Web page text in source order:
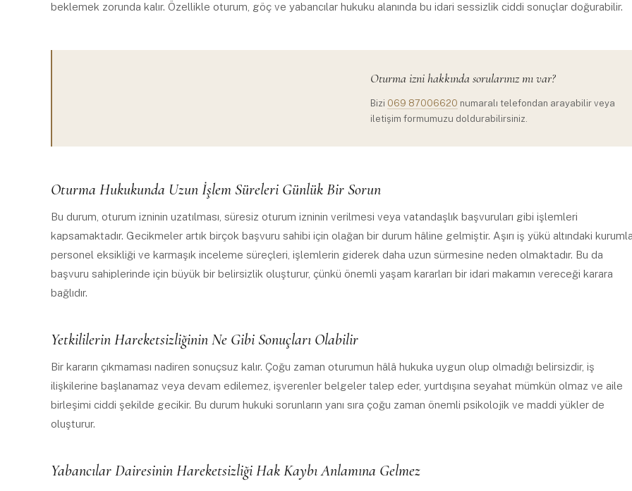
beklemek zorunda kalır. Özellikle oturum, göç ve yabancılar hukuku alanında bu idari sessizlik ciddi sonuçlar doğurabilir.
Oturma izni hakkında sorularınız mı var?
Bizi 069 87006620 numaralı telefondan arayabilir veya
iletişim formumuzu doldurabilirsiniz.
Oturma Hukukunda Uzun İşlem Süreleri Günlük Bir Sorun
Bu durum, oturum izninin uzatılması, süresiz oturum izninin verilmesi veya vatandaşlık başvuruları gibi işlemleri
kapsamaktadır. Gecikmeler artık birçok başvuru sahibi için olağan bir durum hâline gelmiştir. Aşırı iş yükü altındaki
personel eksikliği ve karmaşık inceleme süreçleri, işlemlerin giderek daha uzun sürmesine neden olmaktadır. Bu da
başvuru sahiplerinde için büyük bir belirsizlik oluşturur, çünkü önemli yaşam kararları bir idari makamın vereceği karara
bağlıdır.
Yetkililerin Hareketsizliğinin Ne Gibi Sonuçları Olabilir
Bir kararın çıkmaması nadiren sonuçsuz kalır. Çoğu zaman oturumun hâlâ hukuka uygun olup olmadığı belirsizdir, iş
ilişkilerine başlanamaz veya devam edilemez, işverenler belgeler talep eder, yurtdışına seyahat mümkün olmaz ve aile
birleşimi ciddi şekilde gecikir. Bu durum hukuki sorunların yanı sıra çoğu zaman önemli psikolojik ve maddi yükler de
oluşturur.
Yabancılar Dairesinin Hareketsizliği Hak Kaybı Anlamına Gelmez